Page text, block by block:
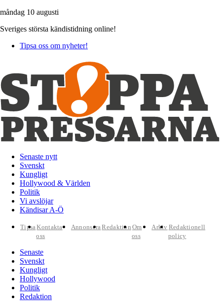
måndag 10 augusti
Sveriges största kändistidning online!
Tipsa oss om nyheter!
Senaste nytt
Svenskt
Kungligt
Hollywood & Världen
Politik
Vi avslöjar
Kändisar A-Ö
TipsaKontakta
oss
AnnonseraRedaktion Om
oss
Arkiv Redaktionell
policy
Senaste
Svenskt
Kungligt
Hollywood
Politik
Redaktion